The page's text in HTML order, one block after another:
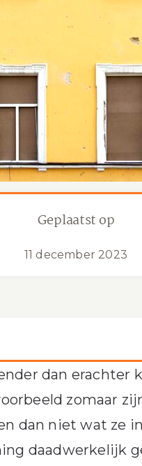
Geplaatst op
11 december 2023
dan erachter
zomaar
dan niet wat ze
daadwerkelijk